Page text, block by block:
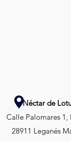
Néctar de
Calle Palomares 1,
28911 Leganés